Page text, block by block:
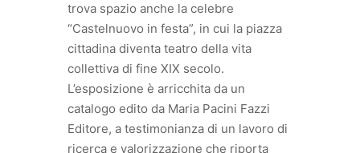
trova spazio anche la celebre
“Castelnuovo in festa”, in cui la piazza
cittadina diventa teatro della vita
collettiva di fine XIX secolo.
L’esposizione è arricchita da un
catalogo edito da Maria Pacini Fazzi
Editore, a testimonianza di un lavoro di
ricerca e valorizzazione che riporta